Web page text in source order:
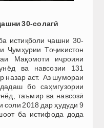
30-солагӣ
истиқболи ҷашни 30-
Ҷумҳурии Тоҷикистон
Мақомоти иҷроияи
ва навсозии 131
назар аст. Аз шумораи
бо саҳмгузории
таъмир ва навсозӣ
2018 дар ҳудуди 9
ба истифода дода